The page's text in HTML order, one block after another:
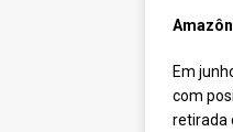
Em
com
retirada